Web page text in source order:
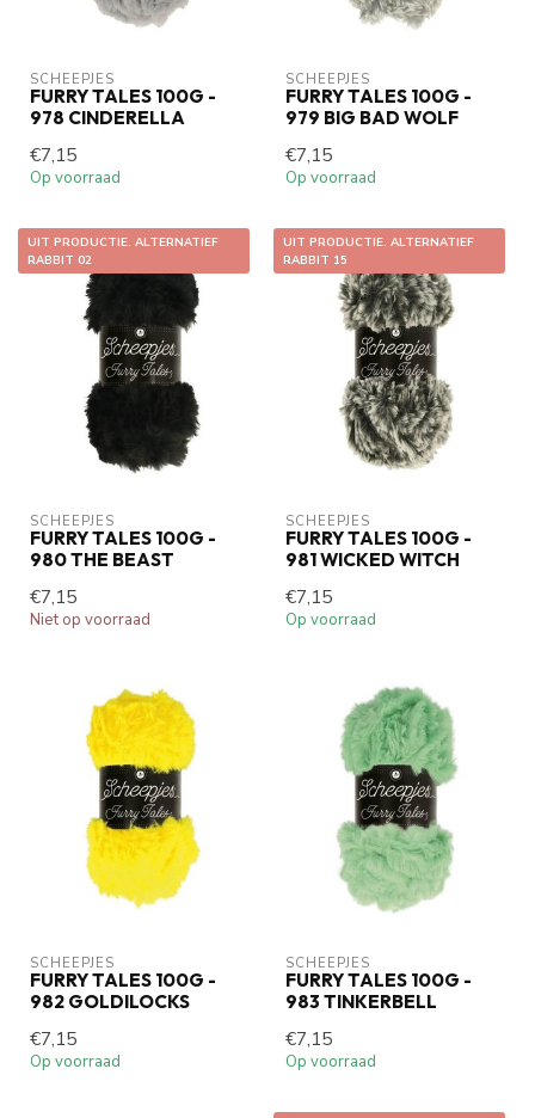
SCHEEPJES
FURRY TALES 100G -
978 CINDERELLA
€7,15
Op voorraad
SCHEEPJES
FURRY TALES 100G -
979 BIG BAD WOLF
€7,15
Op voorraad
UIT PRODUCTIE. ALTERNATIEF
RABBIT 02
SCHEEPJES
FURRY TALES 100G -
980 THE BEAST
€7,15
Niet op voorraad
UIT PRODUCTIE. ALTERNATIEF
RABBIT 15
SCHEEPJES
FURRY TALES 100G -
981 WICKED WITCH
€7,15
Op voorraad
SCHEEPJES
FURRY TALES 100G -
982 GOLDILOCKS
€7,15
Op voorraad
SCHEEPJES
FURRY TALES 100G -
983 TINKERBELL
€7,15
Op voorraad